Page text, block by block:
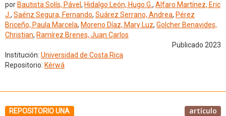
por Bautista Solís, Pável , Hidalgo León, Hugo G., Alfaro Martínez, Eric
J., Saénz Segura, Fernando, Suárez Serrano, Andrea, Pérez
Briceño, Paula Marcela, Moreno Díaz, Mary Luz, Golcher Benavides,
Christian, Ramírez Brenes, Juan Carlos
Publicado 2023
Institución: Universidad de Costa Rica
Repositorio: Kérwá
REPOSITORIO UNA artículo